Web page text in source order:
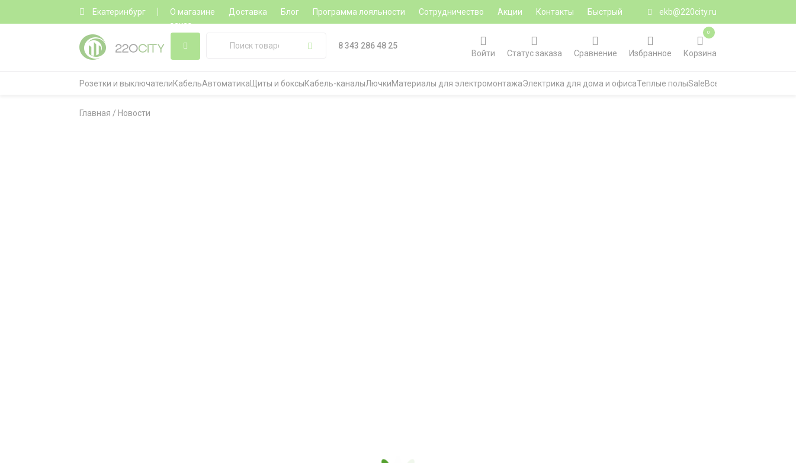
Екатеринбург О магазине Доставка Блог Программа лояльности Сотрудничество Акции Контакты
Быстрый
заказ
ekb@220city.ru
8 343 286 48 25
Войти
Статус заказа Сравнение Избранное Корзина
0
Розетки и выключателиКабельАвтоматика Щиты и боксыКабель-каналыЛючкиМатериалы для электромонтажаЭлектрика для дома и офисаТеплые полыSaleВсе категории
Главная / Новости